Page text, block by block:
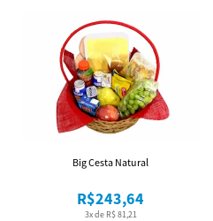
3x de R$ 81,21
R$243,64
Big Cesta Natural